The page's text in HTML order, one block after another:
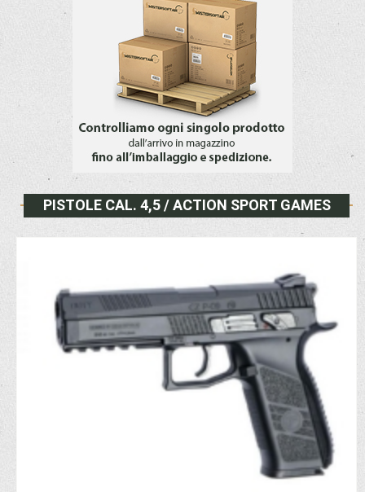
PISTOLE CAL. 4,5 / ACTION SPORT GAMES